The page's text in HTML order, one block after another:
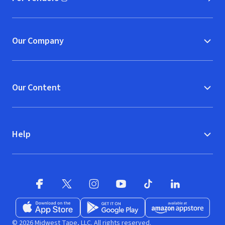
(opens in new window)
Our Company
Our Content
Help
Download on the App Store (opens in new window)
Get it on Google Play (opens in new
Available at Amazon
© 2026 Midwest Tape, LLC. All rights reserved.